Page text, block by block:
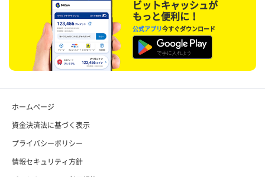
ビットキャッシュが
もっと便利に！
公式アプリ今すぐダウンロード
ホームページ
資金決済法に基づく表示
プライバシーポリシー
情報セキュリティ方針